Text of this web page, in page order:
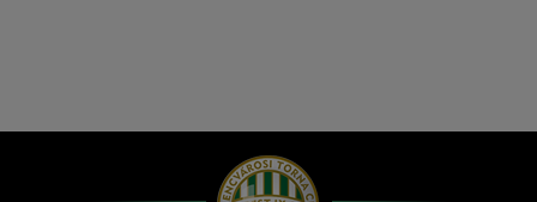
Hírek